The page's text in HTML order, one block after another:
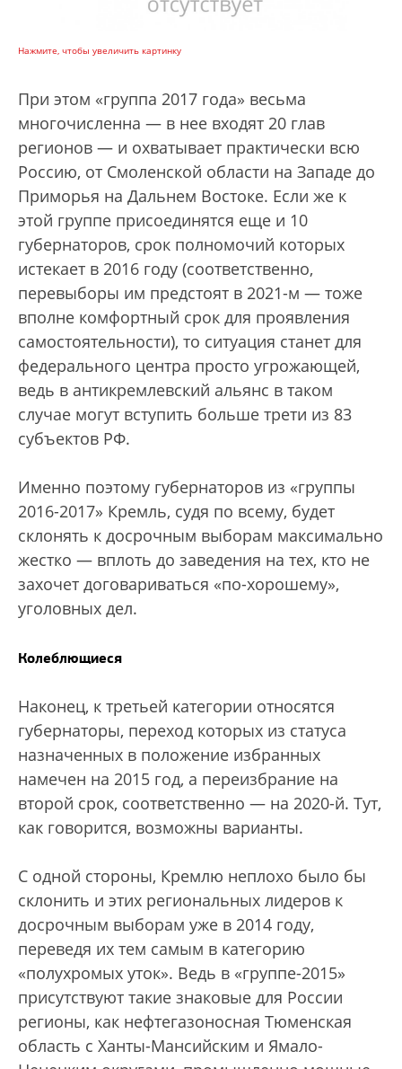
Нажмите, чтобы увеличить картинку
При этом «группа 2017 года» весьма
многочисленна — в нее входят 20 глав
регионов — и охватывает практически всю
Россию, от Смоленской области на Западе до
Приморья на Дальнем Востоке. Если же к
этой группе присоединятся еще и 10
губернаторов, срок полномочий которых
истекает в 2016 году (соответственно,
перевыборы им предстоят в 2021-м — тоже
вполне комфортный срок для проявления
самостоятельности), то ситуация станет для
федерального центра просто угрожающей,
ведь в антикремлевский альянс в таком
случае могут вступить больше трети из 83
субъектов РФ.
Именно поэтому губернаторов из «группы
2016-2017» Кремль, судя по всему, будет
склонять к досрочным выборам максимально
жестко — вплоть до заведения на тех, кто не
захочет договариваться «по-хорошему»,
уголовных дел.
Колеблющиеся
Наконец, к третьей категории относятся
губернаторы, переход которых из статуса
назначенных в положение избранных
намечен на 2015 год, а переизбрание на
второй срок, соответственно — на 2020-й. Тут,
как говорится, возможны варианты.
С одной стороны, Кремлю неплохо было бы
склонить и этих региональных лидеров к
досрочным выборам уже в 2014 году,
переведя их тем самым в категорию
«полухромых уток». Ведь в «группе-2015»
присутствуют такие знаковые для России
регионы, как нефтегазоносная Тюменская
область с Ханты-Мансийским и Ямало-